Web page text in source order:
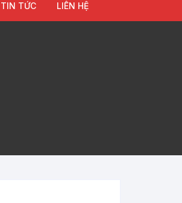
TIN TỨC LIÊN HỆ